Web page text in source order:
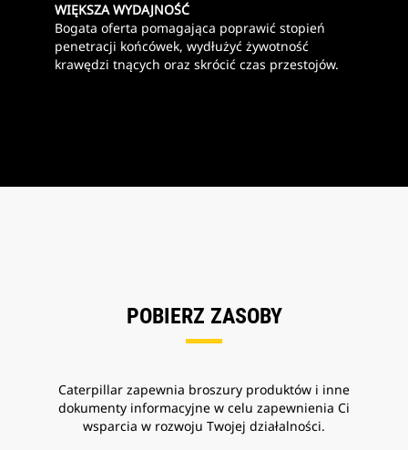
WIĘKSZA WYDAJNOŚĆ
Bogata oferta pomagająca poprawić stopień
penetracji końcówek, wydłużyć żywotność
krawędzi tnących oraz skrócić czas przestojów.
POBIERZ ZASOBY
Caterpillar zapewnia broszury produktów i inne
dokumenty informacyjne w celu zapewnienia Ci
wsparcia w rozwoju Twojej działalności.